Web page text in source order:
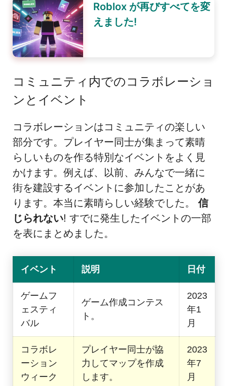
Roblox が再びすべてを変
えました!
コミュニティ内でのコラボレーショ
ンとイベント
コラボレーションはコミュニティの楽しい
部分です。プレイヤー同士が集まって素晴
らしいものを作る特別なイベントをよく見
かけます。例えば、以前、みんなで一緒に
街を建設するイベントに参加したことがあ
ります。本当に素晴らしい経験でした。信
じられない! すでに発生したイベントの一部
を表にまとめました。
イベント 説明 日付
ゲームフ
ェスティ
バル
ゲーム作成コンテス
ト。
2023
年1
月
コラボレ
ーション
ウィーク
プレイヤー同士が協
力してマップを作成
します。
2023
年7
月